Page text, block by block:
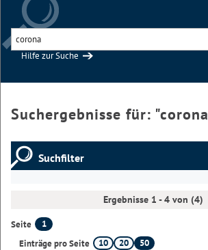
Hilfe zur Suche
Suchergebnisse für: "corona
Suchfilter
Ergebnisse 1 - 4 von (4)
Seite
1
Einträge pro Seite
10 20 50